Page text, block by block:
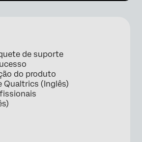
de suporte
do produto
Qualtrics (Inglês)